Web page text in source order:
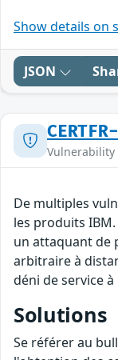
Show details on
JSON
Vulnerability
De multiples
les produits
un attaquant de
arbitraire à
déni de service à
Solutions
Se référer au